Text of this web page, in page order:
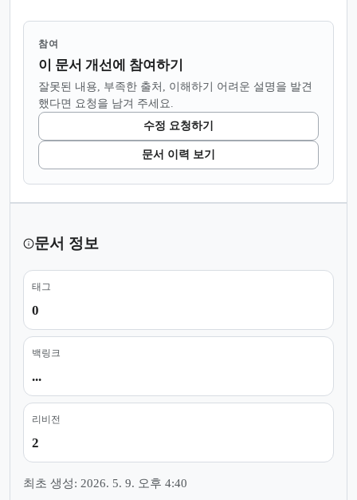
참여
이 문서 개선에 참여하기
잘못된 내용, 부족한 출처, 이해하기 어려운 설명을 발견
했다면 요청을 남겨 주세요.
수정 요청하기
문서 이력 보기
문서 정보
태그
0
백링크
...
리비전
2
최초 생성: 2026. 5. 9. 오후 4:40